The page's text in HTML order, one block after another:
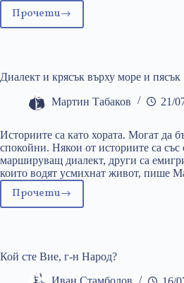
ПрочетиБългарският
Диалект и крясък върху море и пясък
Мартин Табаков 21/
Историите са като хората. Могат да
спокойни. Някои от историите са със
маршируващ диалект, други са
които водят усмихнат живот, пише
ПрочетиДиалект
море
и
Кой сте Вие, г-н Народ?